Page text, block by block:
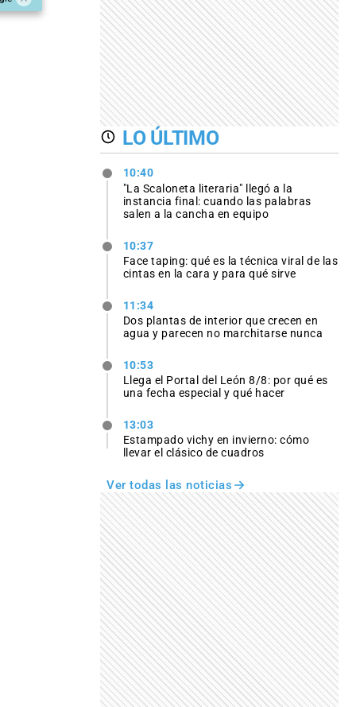
LO ÚLTIMO
10:40
"La Scaloneta literaria" llegó a la
instancia final: cuando las palabras
salen a la cancha en equipo
10:37
Face taping: qué es la técnica viral de las
cintas en la cara y para qué sirve
11:34
Dos plantas de interior que crecen en
agua y parecen no marchitarse nunca
10:53
Llega el Portal del León 8/8: por qué es
una fecha especial y qué hacer
13:03
Estampado vichy en invierno: cómo
llevar el clásico de cuadros
Ver todas las noticias